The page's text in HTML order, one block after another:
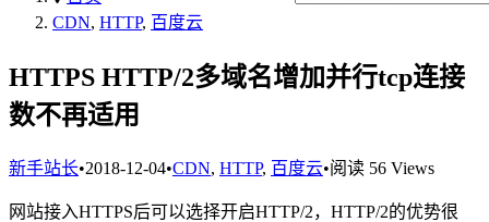
CDN, HTTP, 百度云
HTTPS HTTP/2多域名增加并行tcp连接
数不再适用
新手站长•2018-12-04•CDN, HTTP, 百度云•阅读 56 Views
网站接入HTTPS后可以选择开启HTTP/2，HTTP/2的优势很